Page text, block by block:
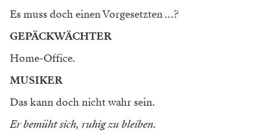
Es muss doch einen ­Vorgesetzten …?
GEPÄCKWÄCHTER
Home-Office.
MUSIKER
Das kann doch nicht wahr sein.
Er ­bemüht sich, ruhig zu bleiben.